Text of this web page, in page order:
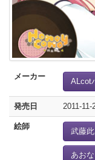
メーカー
ALcot
発売日 2011-11-
絵師
武藤此
あお